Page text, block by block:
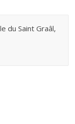
du Saint Graâl,